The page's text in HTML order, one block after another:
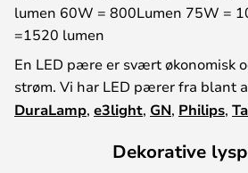
lumen 60W = 800Lumen 75W =
=1520 lumen
En LED pære er svært økonomisk
strøm. Vi har LED pærer fra blant
DuraLamp, e3light, GN, Philips,
Dekorative